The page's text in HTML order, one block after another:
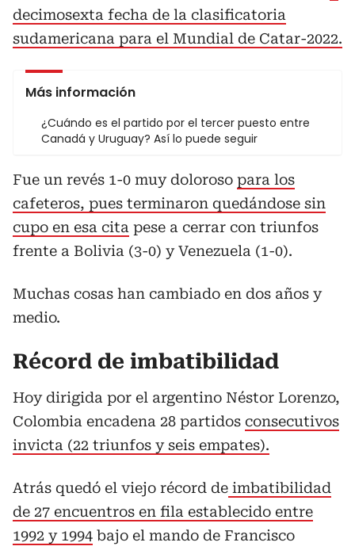
decimosexta fecha de la clasificatoria
sudamericana para el Mundial de Catar-2022.
Más información
¿Cuándo es el partido por el tercer puesto entre
Canadá y Uruguay? Así lo puede seguir
Fue un revés 1-0 muy doloroso para los
cafeteros, pues terminaron quedándose sin
cupo en esa cita pese a cerrar con triunfos
frente a Bolivia (3-0) y Venezuela (1-0).
Muchas cosas han cambiado en dos años y
medio.
Récord de imbatibilidad
Hoy dirigida por el argentino Néstor Lorenzo,
Colombia encadena 28 partidos consecutivos
invicta (22 triunfos y seis empates).
Atrás quedó el viejo récord de imbatibilidad
de 27 encuentros en fila establecido entre
1992 y 1994 bajo el mando de Francisco